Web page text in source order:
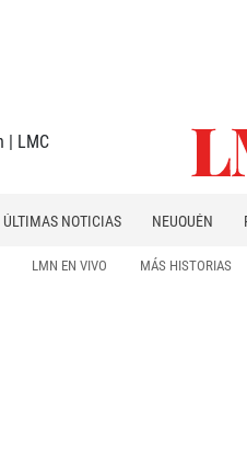
ÚLTIMAS NOTICIAS NEUQUÉN
LMN EN VIVO MÁS HISTORIAS